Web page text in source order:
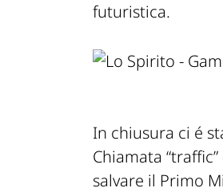
futuristica.
In chiusura ci é
Chiamata
salvare il Primo